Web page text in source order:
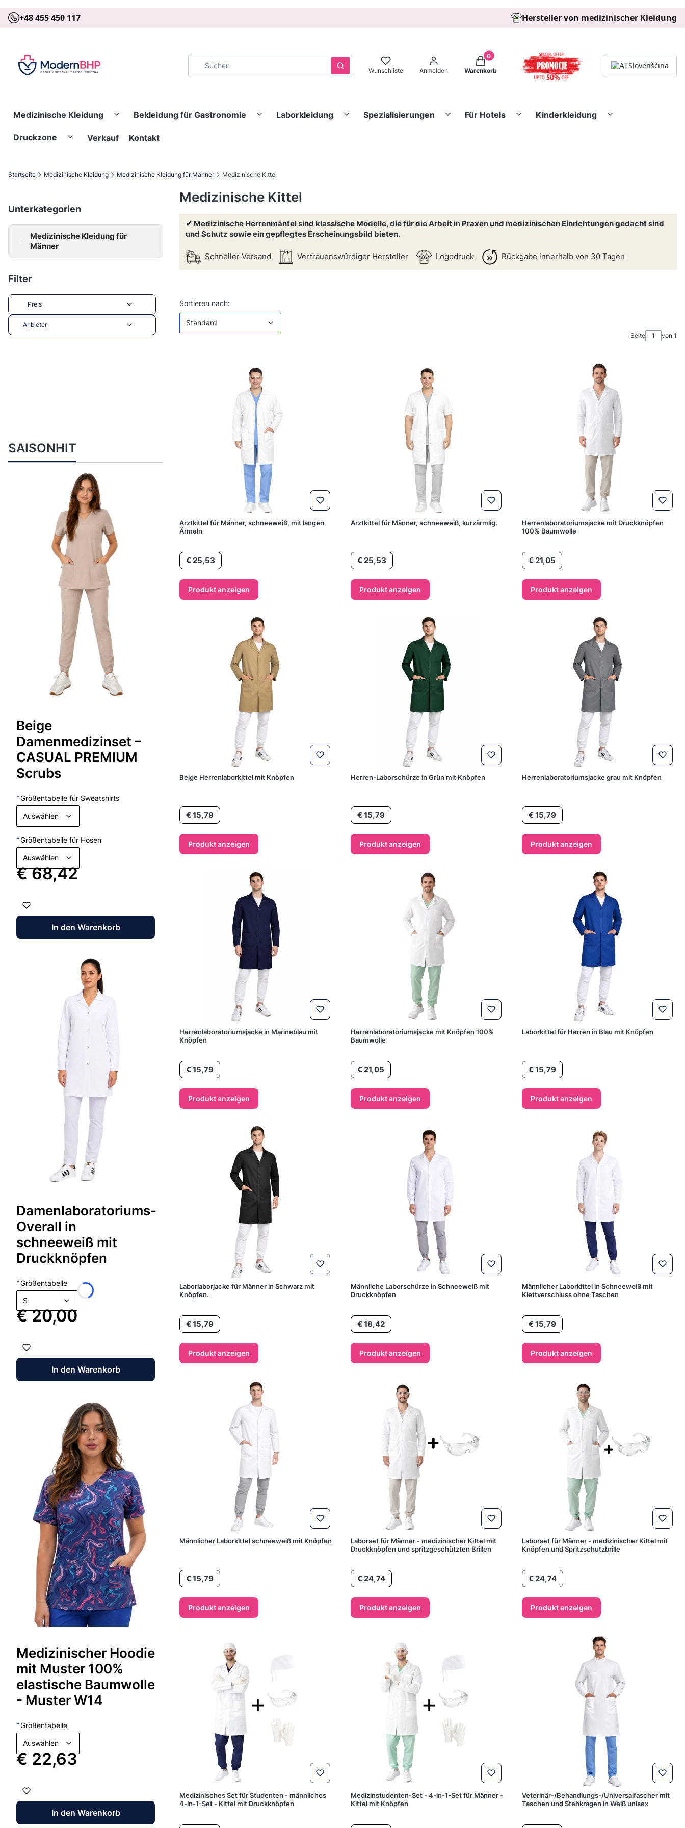
+48 455 450 117 Hersteller von medizinischer Kleidung
LöschenSuchen Wunschliste Anmelden
Produkte im Warenkorb: 0. See details
Warenkorb
Slovenščina
Medizinische Kleidung Bekleidung für Gastronomie Laborkleidung Spezialisierungen Für Hotels Kinderkleidung
Druckzone Verkauf Kontakt
Startseite Medizinische Kleidung Medizinische Kleidung für Männer Medizinische Kittel
Unterkategorien
Medizinische Kleidung für
Männer
Filter
Preis
Anbieter
SAISONHIT
Beige
Damenmedizinset –
CASUAL PREMIUM
Scrubs
*Größentabelle für Sweatshirts
Auswählen
*Größentabelle für Hosen
Auswählen
Preis
€ 68,42
In den Warenkorb
Damenlaboratoriums-
Overall in
schneeweiß mit
Druckknöpfen
*Größentabelle
S
Preis
€ 20,00
In den Warenkorb
Medizinischer Hoodie
mit Muster 100%
elastische Baumwolle
- Muster W14
*Größentabelle
Auswählen
Preis
€ 22,63
In den Warenkorb
Medizinische Kittel
✔ Medizinische Herrenmäntel sind klassische Modelle, die für die Arbeit in Praxen und medizinischen Einrichtungen gedacht sind
und Schutz sowie ein gepflegtes Erscheinungsbild bieten.
Schneller Versand Vertrauenswürdiger Hersteller Logodruck Rückgabe innerhalb von 30 Tagen
Produktliste
Sortieren nach:
Standard
Seite von 1
Arztkittel für Männer, schneeweiß, mit langen
Ärmeln
Preis
€ 25,53
Produkt anzeigen
Arztkittel für Männer, schneeweiß, kurzärmlig.
Preis
€ 25,53
Produkt anzeigen
Herrenlaboratoriumsjacke mit Druckknöpfen
100% Baumwolle
Preis
€ 21,05
Produkt anzeigen
Beige Herrenlaborkittel mit Knöpfen
Preis
€ 15,79
Produkt anzeigen
Herren-Laborschürze in Grün mit Knöpfen
Preis
€ 15,79
Produkt anzeigen
Herrenlaboratoriumsjacke grau mit Knöpfen
Preis
€ 15,79
Produkt anzeigen
Herrenlaboratoriumsjacke in Marineblau mit
Knöpfen
Preis
€ 15,79
Produkt anzeigen
Herrenlaboratoriumsjacke mit Knöpfen 100%
Baumwolle
Preis
€ 21,05
Produkt anzeigen
Laborkittel für Herren in Blau mit Knöpfen
Preis
€ 15,79
Produkt anzeigen
Laborlaborjacke für Männer in Schwarz mit
Knöpfen.
Preis
€ 15,79
Produkt anzeigen
Männliche Laborschürze in Schneeweiß mit
Druckknöpfen
Preis
€ 18,42
Produkt anzeigen
Männlicher Laborkittel in Schneeweiß mit
Klettverschluss ohne Taschen
Preis
€ 15,79
Produkt anzeigen
Männlicher Laborkittel schneeweiß mit Knöpfen
Preis
€ 15,79
Produkt anzeigen
Laborset für Männer - medizinischer Kittel mit
Druckknöpfen und spritzgeschützten Brillen
Preis
€ 24,74
Produkt anzeigen
Laborset für Männer - medizinischer Kittel mit
Knöpfen und Spritzschutzbrille
Preis
€ 24,74
Produkt anzeigen
Medizinisches Set für Studenten - männliches
4-in-1-Set - Kittel mit Druckknöpfen
Medizinstudenten-Set - 4-in-1-Set für Männer -
Kittel mit Knöpfen
Veterinär-/Behandlungs-/Universalfascher mit
Taschen und Stehkragen in Weiß unisex